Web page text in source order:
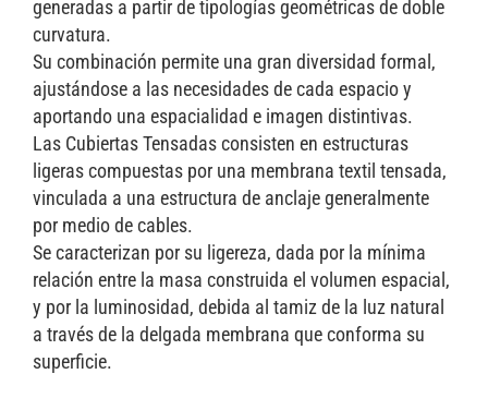
generadas a partir de tipologías geométricas de doble
curvatura.
Su combinación permite una gran diversidad formal,
ajustándose a las necesidades de cada espacio y
aportando una espacialidad e imagen distintivas.
Las Cubiertas Tensadas consisten en estructuras
ligeras compuestas por una membrana textil tensada,
vinculada a una estructura de anclaje generalmente
por medio de cables.
Se caracterizan por su ligereza, dada por la mínima
relación entre la masa construida el volumen espacial,
y por la luminosidad, debida al tamiz de la luz natural
a través de la delgada membrana que conforma su
superficie.